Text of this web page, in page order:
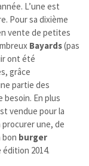
L’une est
Pour sa dixième
vente de petites
Bayards(pas
ont été
grâce
partie des
besoin. En plus
vendue pour la
une, de
bon burger
2014.